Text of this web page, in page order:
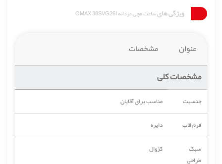
ویژگی هایساعت مچی مردانه OMAX 38SVG26I
عنوان مشخصات
مشخصات کلی
جنسیت
مناسب برای آقایان
فرم قاب
دایره
سبک
طراحی
کژوال